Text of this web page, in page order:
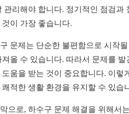
관리해야 합니다. 정기적인 점검과
것이 가장 좋습니다.
문제는 단순한 불편함으로 시작
져올 수 있습니다. 따라서 문제를
도움을 받는 것이 중요합니다. 이렇
쾌적한 생활 환경을 유지할 수 있습
으로, 하수구 문제 해결을 위해서